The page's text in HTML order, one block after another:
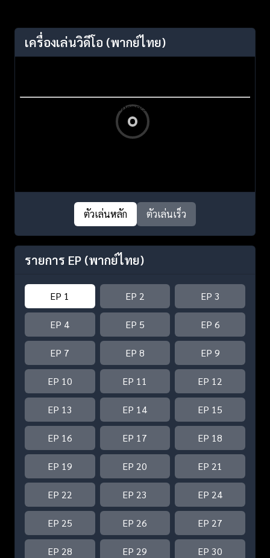
เครื่องเล่นวิดีโอ (พากย์ไทย)
ตัวเล่นหลัก ตัวเล่นเร็ว
รายการ EP (พากย์ไทย)
EP 1 EP 2 EP 3
EP 4 EP 5 EP 6
EP 7 EP 8 EP 9
EP 10 EP 11 EP 12
EP 13 EP 14 EP 15
EP 16 EP 17 EP 18
EP 19 EP 20 EP 21
EP 22 EP 23 EP 24
EP 25 EP 26 EP 27
EP 28 EP 29 EP 30